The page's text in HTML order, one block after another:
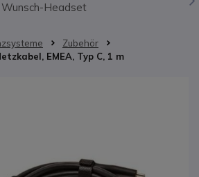
Wunsch-Headset
Zubehör
EMEA, Typ C, 1 m